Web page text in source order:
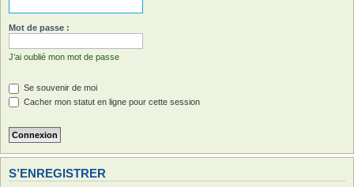
Mot de passe :
J’ai oublié mon mot de passe
Se souvenir de moi
Cacher mon statut en ligne pour cette session
S’ENREGISTRER